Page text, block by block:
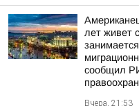
лет живет
сообщил
Вчера, 21:53